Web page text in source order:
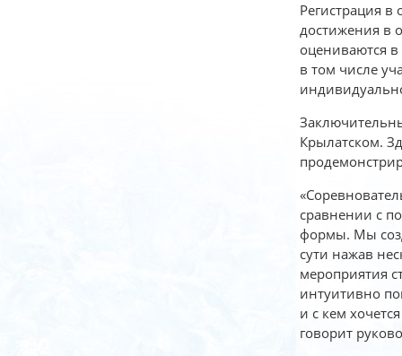
Регистрация
достижения в
оцениваются в
в том числе
Крылатском.
сравнении с
формы. Мы
сути нажав
мероприятия
интуитивно
и с кем
говорит